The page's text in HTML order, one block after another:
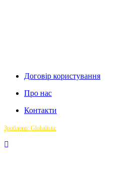
Договір користування
Про нас
Контакти
Зроблено: Globalistic